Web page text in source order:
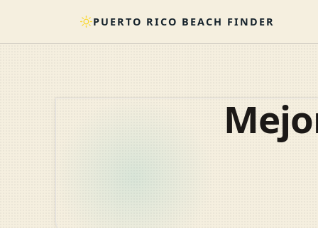
PUERTO RICO BEACH FINDER